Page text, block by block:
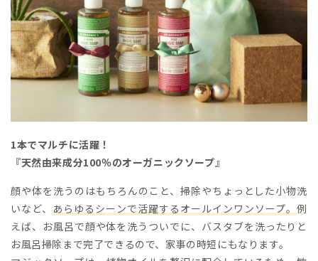
1本でマルチに活躍！
『天然由来成分100％のオーガニックソープ』
顔や体を洗うのはもちろんのこと、掃除やちょっとした小物洗
いなど、 あらゆるシーンで活躍するオールインワンソープ。例
えば、お風呂で顔や体を洗うついでに、バスタブを洗ったりと
お風呂掃除まで完了できるので、家事の時短にもなります。